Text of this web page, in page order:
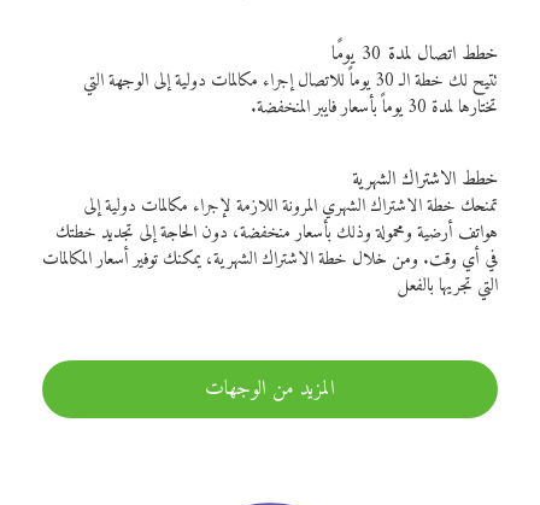
خطط اتصال لمدة 30 يومًا
تتيح لك خطة الـ 30 يوماً للاتصال إجراء مكالمات دولية إلى الوجهة التي
تختارها لمدة 30 يوماً بأسعار فايبر المنخفضة.
خطط الاشتراك الشهرية
تمنحك خطة الاشتراك الشهري المرونة اللازمة لإجراء مكالمات دولية إلى
هواتف أرضية ومحمولة وذلك بأسعار منخفضة، دون الحاجة إلى تجديد خطتك
في أي وقت. ومن خلال خطة الاشتراك الشهرية، يمكنك توفير أسعار المكالمات
التي تجريها بالفعل
المزيد من الوجهات